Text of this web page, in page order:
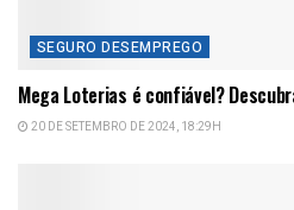
SEGURO DESEMPREGO
Mega Loterias é confiável?
20 DE SETEMBRO DE 2024, 18:29H